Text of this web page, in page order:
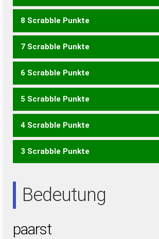
SATRAP
8 Scrabble Punkte
APART PAART PARAS
SPART TAPAS TRAPS
7 Scrabble Punkte
PARA PARS PART RAPS
6 Scrabble Punkte
PAR PAS PRS PST RAP
5 Scrabble Punkte
RASTA
4 Scrabble Punkte
AAST ARAS ASTA RAST
TARA
3 Scrabble Punkte
Bedeutung
paarst